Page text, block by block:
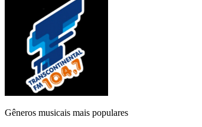
Gêneros musicais mais populares